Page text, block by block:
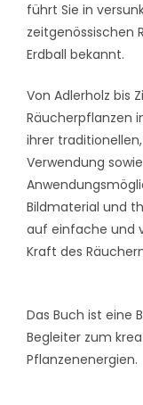
führt Sie in
zeitgenössischen
Erdball bekannt.
Von Adlerholz bis
Räucherpflanzen
ihrer
Verwendung
Bildmaterial und
auf einfache und
Kraft des
Das Buch ist eine
Begleiter zum
Pflanzenenergien.